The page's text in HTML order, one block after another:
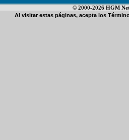
© 2000-2026 HGM
Al visitar estas páginas, acepta los